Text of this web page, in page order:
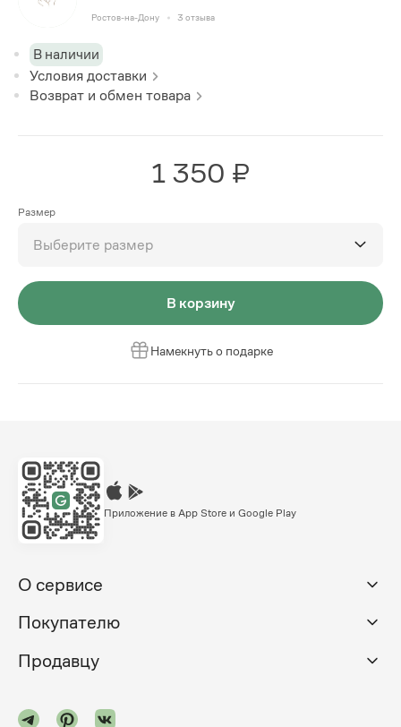
Ростов-на-Дону 3 отзыва
В наличии
Условия доставки
Возврат и обмен товара
1 350 ₽
Размер
Выберите размер
В корзину
Намекнуть о подарке
Приложение в App Store и Google Play
О сервисе
Покупателю
Продавцу